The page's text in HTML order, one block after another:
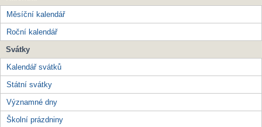
Měsíční kalendář
Roční kalendář
Svátky
Kalendář svátků
Státní svátky
Významné dny
Školní prázdniny